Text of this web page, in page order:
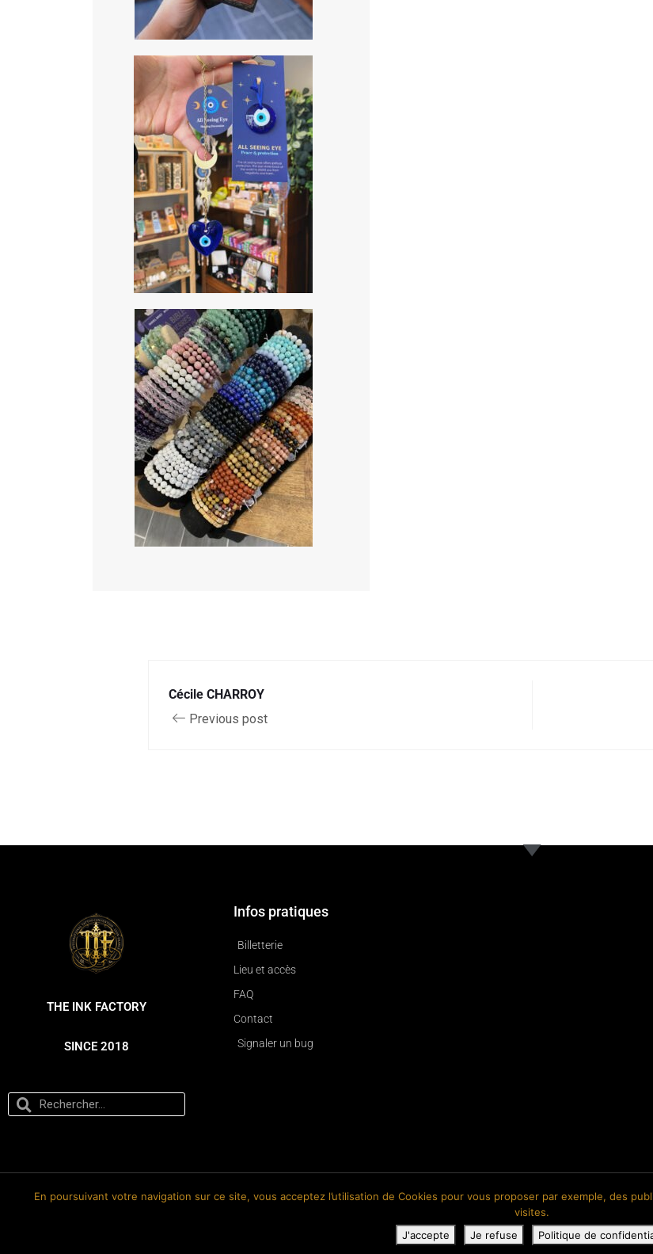
Cécile CHARROY
Previous post
THE INK FACTORY
SINCE 2018
Infos pratiques
Billetterie
Lieu et accès
FAQ
Contact
Signaler un bug
En poursuivant votre navigation sur ce site, vous acceptez l’utilisation de Cookies pour vous proposer par exemple, des
visites.
J'accepte
Je refuse Politique de